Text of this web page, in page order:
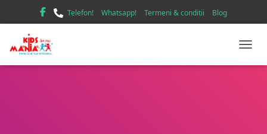
Telefon! Whatsapp! Termeni & conditii Blog